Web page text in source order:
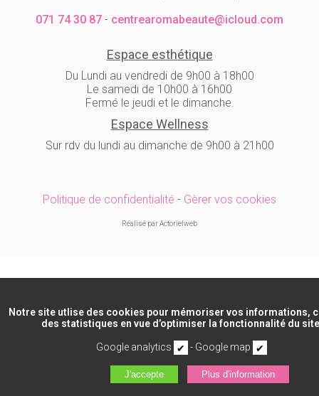
071 74 30 87 - centrearomabeaute@icloud.com
Espace esthétique
Du Lundi au vendredi de 9h00 à 18h00
Le samedi de 10h00 à 16h00
Fermé le jeudi et le dimanche.
Espace Wellness
Sur rdv du lundi au dimanche de 9h00 à 21h00
Politique de confidentialité - Gèrer vos cookies
Réalisé par Actorielweb
Notre site utlise des cookies pour mémoriser vos informations,
des statistiques en vue d’optimiser la fonctionnalité du
Google analytics - Google map